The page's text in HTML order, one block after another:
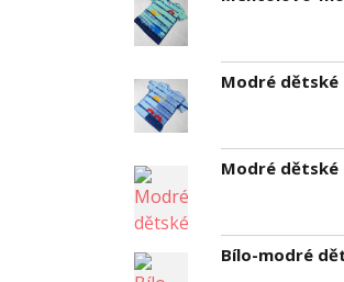
Modré
Modré
Bílo-modré